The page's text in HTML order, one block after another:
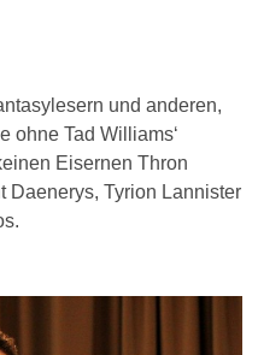
und anderen,
ohne Tad Williams‘
Eisernen Thron
Daenerys, Tyrion Lannister